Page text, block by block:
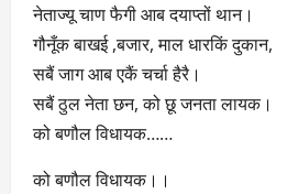
नेताज्यू चाण फैगी आब दयाप्तों थान।
गौनूँक बाखई ,बजार, माल धारकिं दुकान,
सबैं जाग आब एकैं चर्चा हैरै।
सबैं ठुल नेता छन, को छू जनता लायक।
को बणौल विधायक……
को बणौल विधायक।।